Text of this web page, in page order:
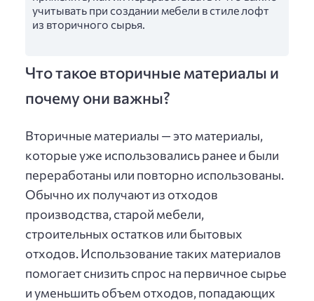
учитывать при создании мебели в стиле лофт
из вторичного сырья.
Что такое вторичные материалы и
почему они важны?
Вторичные материалы — это материалы,
которые уже использовались ранее и были
переработаны или повторно использованы.
Обычно их получают из отходов
производства, старой мебели,
строительных остатков или бытовых
отходов. Использование таких материалов
помогает снизить спрос на первичное сырье
и уменьшить объем отходов, попадающих